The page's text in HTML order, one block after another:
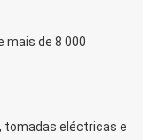
mais de 8 000
tomadas eléctricas e